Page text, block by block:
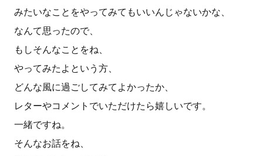
みたいなことをやってみてもいいんじゃないかな、
なんて思ったので、
もしそんなことをね、
やってみたよという方、
どんな風に過ごしてみてよかったか、
レターやコメントでいただけたら嬉しいです。
一緒ですね。
そんなお話をね、